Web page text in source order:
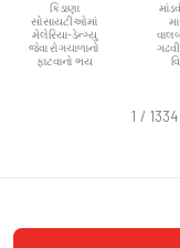
કિડાણા
સોસાયટીઓમાં
મેલેરિયા-ડેન્ગ્યુ
જેવા રોગચાળાનો
ફાટવાનો ભય
1 / 1334